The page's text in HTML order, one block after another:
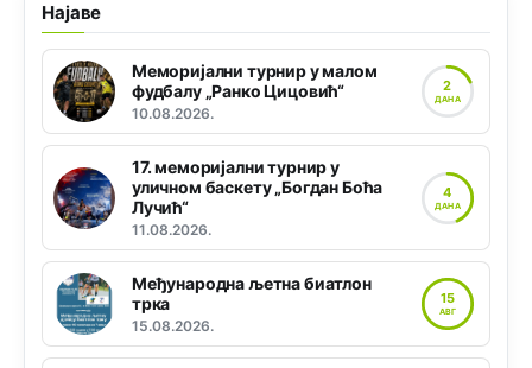
Најаве
Меморијални турнир у малом
фудбалу „Ранко Цицовић“
10.08.2026.
2
ДАНА
17. меморијални турнир у
уличном баскету „Богдан Боћа
Лучић“
11.08.2026.
4
ДАНА
Међународна љетна биатлон
трка
15.08.2026.
15
АВГ